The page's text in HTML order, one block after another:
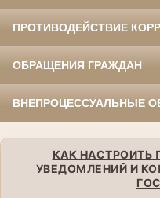
ПРОТИВОДЕЙСТВИЕ
ОБРАЩЕНИЯ ГРАЖДАН
ВНЕПРОЦЕССУАЛЬНЫЕ
КАК НАСТРОИТЬ
УВЕДОМЛЕНИЙ И